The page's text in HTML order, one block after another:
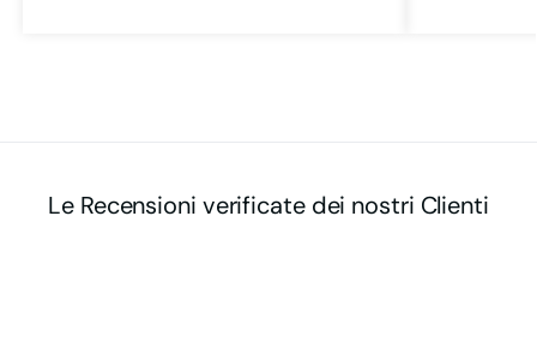
Le Recensioni verificate dei nostri Clienti